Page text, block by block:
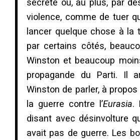
secrète ou, au plus, par
violence, comme de tuer
lancer quelque chose à la
par certains côtés,
Winston et beaucoup
propagande du Parti. Il
Winston de parler, à propos
la guerre contre l’Eurasia.
disant avec désinvolture
avait pas de guerre. Les